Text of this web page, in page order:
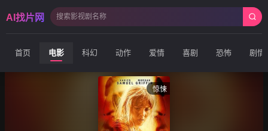
AI找片网
首页 电影 科幻 动作 爱情 喜剧 恐怖 剧情
惊悚